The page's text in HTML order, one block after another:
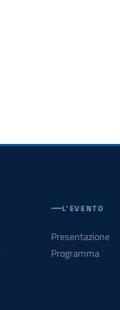
L'EVENTO
Presentazione
Programma